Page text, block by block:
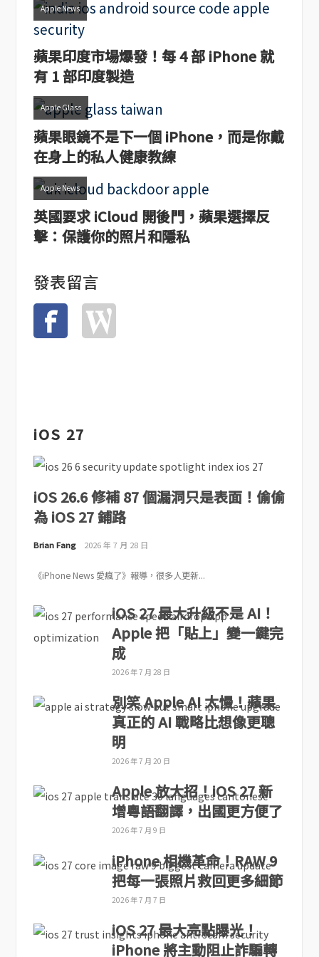
Apple News
蘋果印度市場爆發！每 4 部 iPhone 就
有 1 部印度製造
Apple Glass
蘋果眼鏡不是下一個 iPhone，而是你戴
在身上的私人健康教練
Apple News
英國要求 iCloud 開後門，蘋果選擇反
擊：保護你的照片和隱私
發表留言
iOS 27
iOS 26.6 修補 87 個漏洞只是表面！偷偷
為 iOS 27 鋪路
Brian Fang 2026 年 7 月 28 日
《iPhone News 愛瘋了》報導，很多人更新...
iOS 27 最大升級不是 AI！
Apple 把「貼上」變一鍵完
成
2026 年 7 月 28 日
別笑 Apple AI 太慢！蘋果
真正的 AI 戰略比想像更聰
明
2026 年 7 月 20 日
Apple 放大招！iOS 27 新
增粵語翻譯，出國更方便了
2026 年 7 月 9 日
iPhone 相機革命！RAW 9
把每一張照片救回更多細節
2026 年 7 月 7 日
iOS 27 最大亮點曝光！
iPhone 將主動阻止詐騙轉